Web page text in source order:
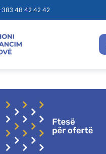
48 42 42 42